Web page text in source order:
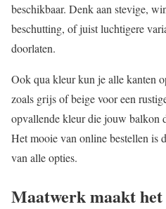
beschikbaar. Denk aan stevige,
beschutting, of juist luchtigere
doorlaten.
Ook qua kleur kun je alle kanten
zoals grijs of beige voor een
opvallende kleur die jouw balkon
Het mooie van online bestellen is
van alle opties.
Maatwerk maakt